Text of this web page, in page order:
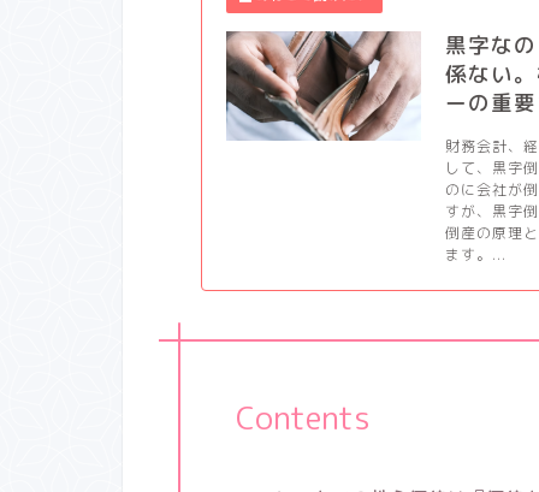
黒字な
係ない
ーの重
財務会計、
して、黒字
のに会社が
すが、黒字
倒産の原理
ます。...
Contents